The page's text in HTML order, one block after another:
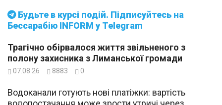
Будьте в курсі подій. Підписуйтесь на
Бессарабію INFORM у Telegram
Трагічно обірвалося життя звільненого з
полону захисника з Лиманської громади
07.08.26 8883 0
Водоканали готують нові платіжки: вартість